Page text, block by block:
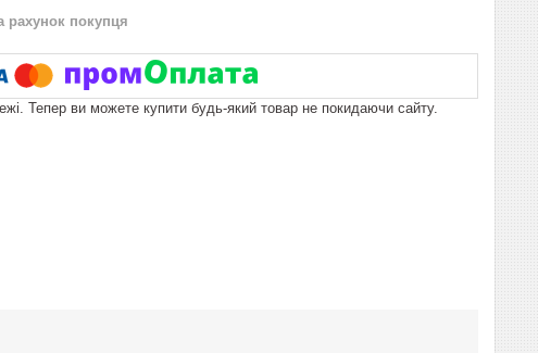
рахунок покупця
Тепер ви можете купити будь-який товар не покидаючи сайту.